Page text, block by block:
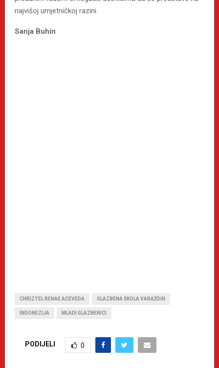
najvišoj umjetničkoj razini.
Sanja Buhin
CHRIZTEL RENAE ACEVEDA GLAZBENA ŠKOLA VARAŽDIN
INDONEZIJA MLADI GLAZBENICI
PODIJELI 0